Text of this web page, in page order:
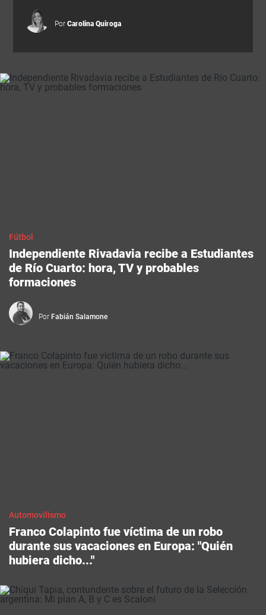
PorCarolina Quiroga
Fútbol
Independiente Rivadavia recibe a Estudiantes
de Río Cuarto: hora, TV y probables
formaciones
Por Fabián Salamone
Automovilismo
Franco Colapinto fue víctima de un robo
durante sus vacaciones en Europa: "Quién
hubiera dicho..."